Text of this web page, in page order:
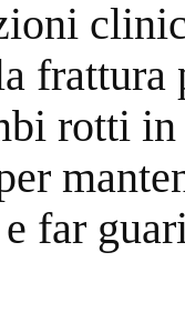
rotti
far